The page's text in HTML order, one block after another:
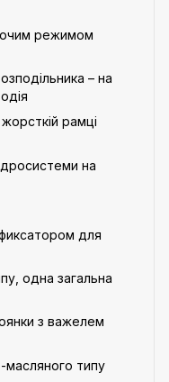
режимом
– на
рамці
на
для
одна загальна
з важелем
масляного типу